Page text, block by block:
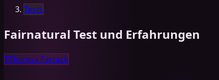
Tests
Fairnatural Test und Erfahrungen
TTheresa Farrack